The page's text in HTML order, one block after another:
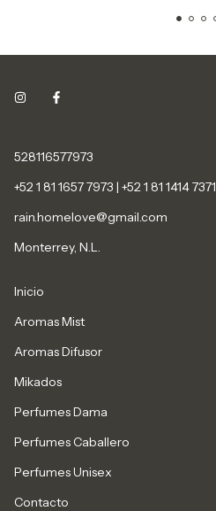
528116577973
+52 1 81 1657 7973 | +52 1 81 1414 7371
rain.homelove@gmail.com
Monterrey, N.L.
Inicio
Aromas Mist
Aromas Difusor
Mikados
Perfumes Dama
Perfumes Caballero
Perfumes Unisex
Contacto